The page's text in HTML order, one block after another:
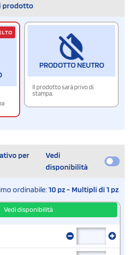
prodotto
PRODOTTO NEUTRO
Il prodotto sarà privo di
stampa.
per
Vedi
disponibilità
ordinabile:10 pz - Multipli di 1 pz
Vedi disponibilità